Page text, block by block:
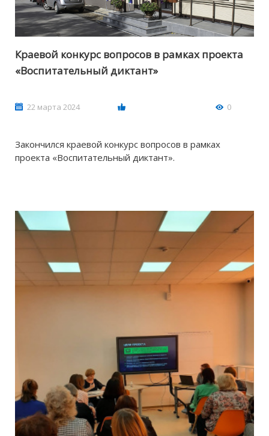
Краевой конкурс вопросов в рамках проекта
«Воспитательный диктант»
22 марта 2024 0
Закончился краевой конкурс вопросов в рамках
проекта «Воспитательный диктант».